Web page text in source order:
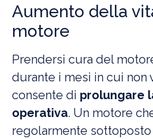
Aumento della
motore
Prendersi cura del
durante i mesi in cui non
consente di prolungare
operativa. Un motore
regolarmente